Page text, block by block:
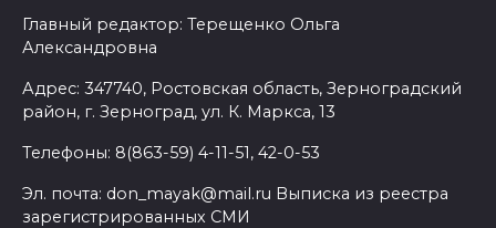
Главный редактор: Терещенко Ольга
Александровна
Адрес: 347740, Ростовская область, Зерноградский
район, г. Зерноград, ул. К. Маркса, 13
Телефоны: 8(863-59) 4-11-51, 42-0-53
Эл. почта: don_mayak@mail.ru Выписка из реестра
зарегистрированных СМИ